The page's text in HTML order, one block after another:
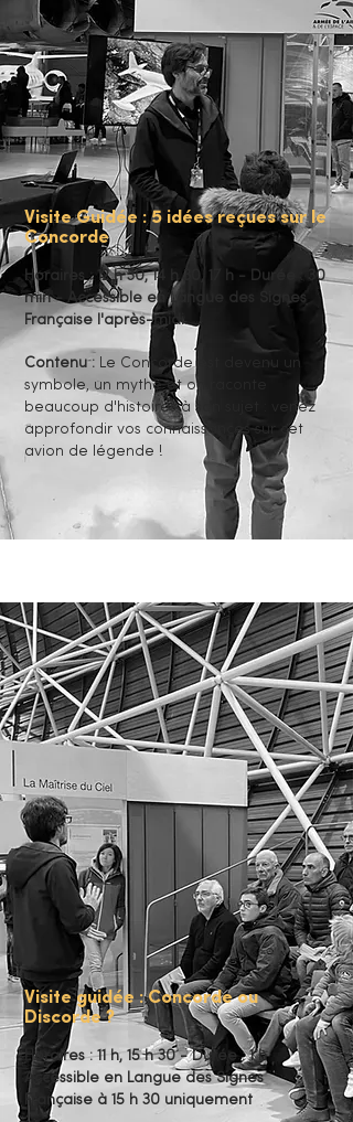
Visite Guidée : 5 idées reçues sur le
Concorde
Horaires : 12 h 30, 14 h 30, 17 h - Durée : 30
min - Accessible en Langue des Signes
Française l'après-midi.
Contenu : Le Concorde est devenu un
symbole, un mythe et on raconte
beaucoup d'histoires à son sujet : venez
approfondir vos connaissances sur cet
avion de légende !
Visite guidée : Concorde ou
Discorde ?
Horaires : 11 h, 15 h 30 - Durée : 1 h
Accessible en Langue des Signes
Française à 15 h 30 uniquement